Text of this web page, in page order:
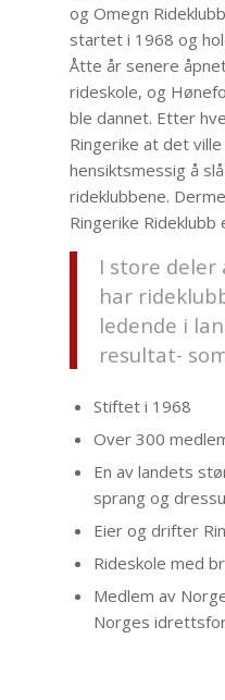
og Omegn
startet i 1968 og
Åtte år senere
rideskole, og
ble dannet. Etter
Ringerike at det
hensiktsmessig å
rideklubbene.
Ringerike
I store deler
har
ledende i
resultat-
Stiftet i 1968
Over 300
En av landets
sprang og
Eier og drifter
Rideskole med
Medlem av
Norges